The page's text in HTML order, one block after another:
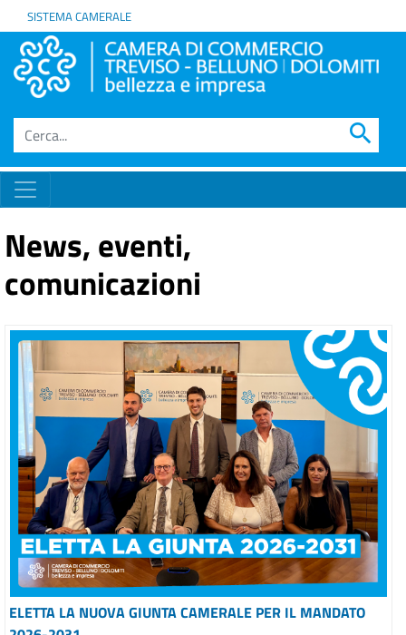
SISTEMA CAMERALE
search
News, eventi,
comunicazioni
ELETTA LA NUOVA GIUNTA CAMERALE PER IL MANDATO